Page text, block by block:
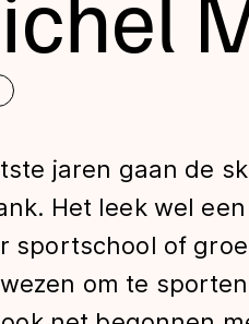
&
op
jaren gaan de
Het leek wel
sportschool of
om te